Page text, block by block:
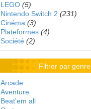
LEGO (5)
Nintendo Switch 2 (231)
Cinéma (3)
Plateformes (4)
Société (2)
Filtrer par genre
Arcade
Aventure
Beat'em all